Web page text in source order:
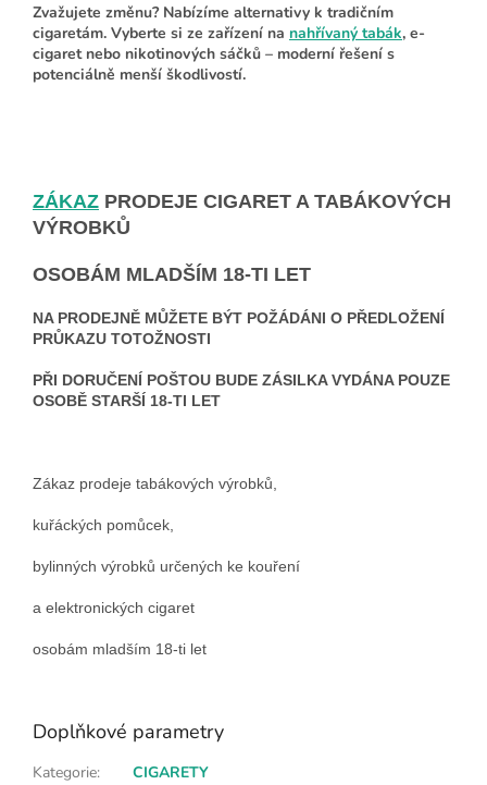
Zvažujete změnu?Nabízíme alternativy k tradičním
cigaretám. Vyberte si ze zařízení na nahřívaný tabák, e-
cigaret nebo nikotinových sáčků – moderní řešení s
potenciálně menší škodlivostí.
ZÁKAZ PRODEJE CIGARET A TABÁKOVÝCH
VÝROBKŮ
OSOBÁM MLADŠÍM 18-TI LET
NA PRODEJNĚ MŮŽETE BÝT POŽÁDÁNI O PŘEDLOŽENÍ
PRŮKAZU TOTOŽNOSTI
PŘI DORUČENÍ POŠTOU BUDE ZÁSILKA VYDÁNA POUZE
OSOBĚ STARŠÍ 18-TI LET
Zákaz prodeje tabákových výrobků,
kuřáckých pomůcek,
bylinných výrobků určených ke kouření
a elektronických cigaret
osobám mladším 18-ti let
Doplňkové parametry
Kategorie:
CIGARETY